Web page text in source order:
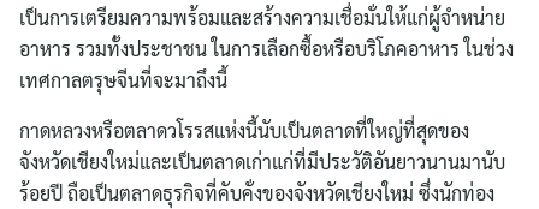
เป็นการเตรียมความพร้อมและสร้างความเชื่อมั่นให้แก่ผู้จำหน่าย
อาหาร รวมทั้งประชาชน ในการเลือกซื้อหรือบริโภคอาหาร ในช่วง
เทศกาลตรุษจีนที่จะมาถึงนี้
กาดหลวงหรือตลาดวโรรสแห่งนี้นับเป็นตลาดที่ใหญ่ที่สุดของ
จังหวัดเชียงใหม่และเป็นตลาดเก่าแก่ที่มีประวัติอันยาวนานมานับ
ร้อยปี ถือเป็นตลาดธุรกิจที่คับคั่งของจังหวัดเชียงใหม่ ซึ่งนักท่อง